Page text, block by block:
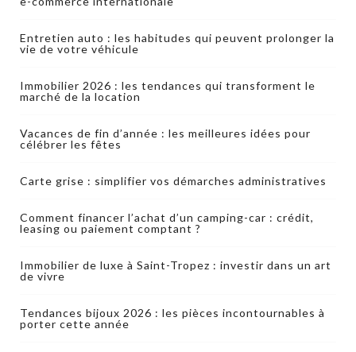
Entretien auto : les habitudes qui peuvent prolonger la
vie de votre véhicule
Immobilier 2026 : les tendances qui transforment le
marché de la location
Vacances de fin d’année : les meilleures idées pour
célébrer les fêtes
Carte grise : simplifier vos démarches administratives
Comment financer l’achat d’un camping-car : crédit,
leasing ou paiement comptant ?
Immobilier de luxe à Saint-Tropez : investir dans un art
de vivre
Tendances bijoux 2026 : les pièces incontournables à
porter cette année